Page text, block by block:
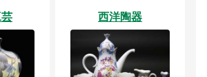
西洋陶器